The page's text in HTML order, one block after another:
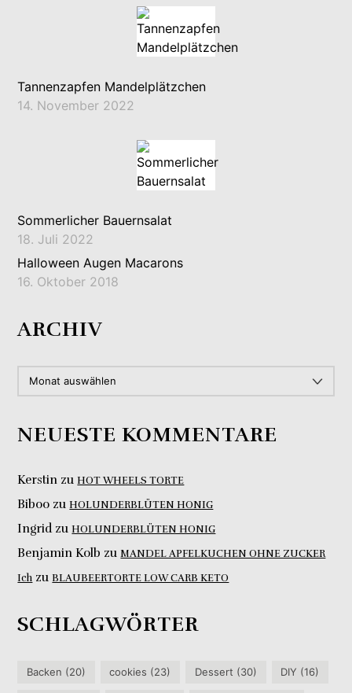
Tannenzapfen Mandelplätzchen
14. November 2022
Sommerlicher Bauernsalat
18. Juli 2022
Halloween Augen Macarons
16. Oktober 2018
ARCHIV
NEUESTE KOMMENTARE
Kerstin zuHOT WHEELS TORTE
Biboo zuHOLUNDERBLÜTEN HONIG
IngridzuHOLUNDERBLÜTEN HONIG
Benjamin Kolb zuMANDEL APFELKUCHEN OHNE ZUCKER
Ich zuBLAUBEERTORTE LOW CARB KETO
SCHLAGWÖRTER
Backen (20) cookies (23) Dessert (30) DIY (16)